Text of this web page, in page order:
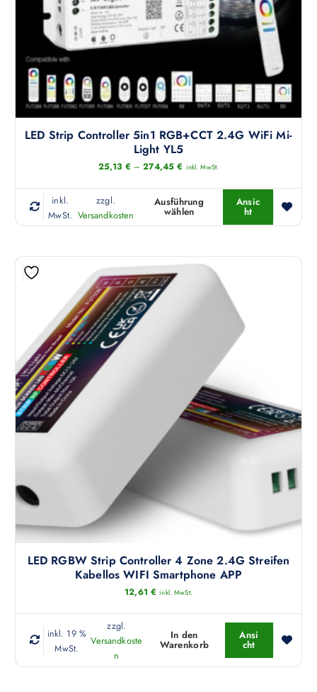
LED Strip Controller 5in1 RGB+CCT 2.4G WiFi Mi-
Light YL5
25,13 € –274,45€ inkl. MwSt.
inkl.
MwSt.
zzgl.
Versandkosten
Ausführung
wählen
D
i
s
e
s
e
m
r
e
r
a
i
Ansic
ht
LED RGBW Strip Controller 4 Zone 2.4G Streifen
Kabellos WIFI Smartphone APP
12,61 € inkl. MwSt.
inkl. 19 %
MwSt.
zzgl.
Versandkoste
n
In den
Warenkorb
Ansi
cht